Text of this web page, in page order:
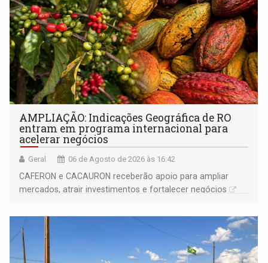
AMPLIAÇÃO: Indicações Geográfica de RO
entram em programa internacional para
acelerar negócios
Geral 06 de Agosto de 2026 às 16:42
CAFERON e CACAURON receberão apoio para ampliar
mercados, atrair investimentos e fortalecer negócios